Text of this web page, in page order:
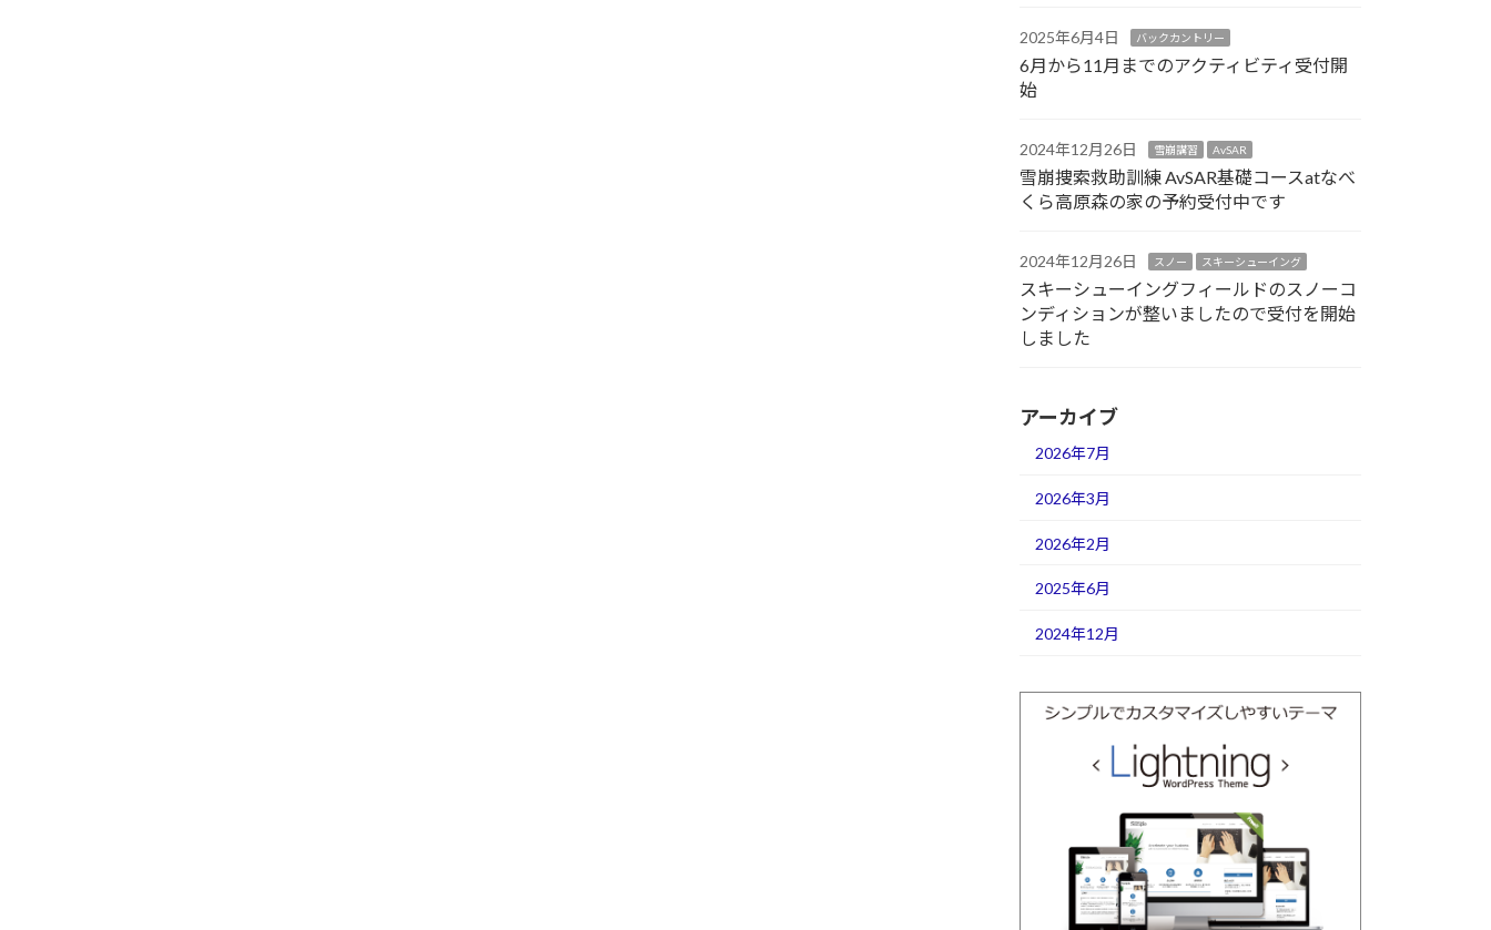
2025年6月4日 バックカントリー
6月から11月までのアクティビティ受付開
始
2024年12月26日 雪崩講習 AvSAR
雪崩捜索救助訓練 AvSAR基礎コースatなべ
くら高原森の家の予約受付中です
2024年12月26日 スノー スキーシューイング
スキーシューイングフィールドのスノーコ
ンディションが整いましたので受付を開始
しました
アーカイブ
2026年7月
2026年3月
2026年2月
2025年6月
2024年12月